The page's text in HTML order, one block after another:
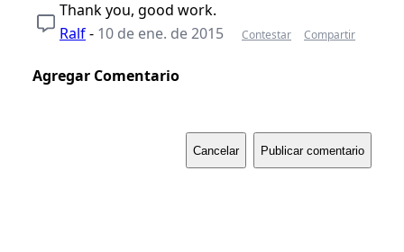
Thank you, good work.
Ralf- 10 de ene. de 2015 Contestar Compartir
Agregar Comentario
Cancelar Publicar comentario